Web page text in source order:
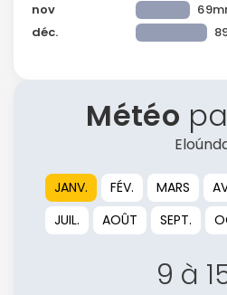
nov
déc.
Météo
JANV. FÉV. MARS
JUIL.
AOÛT SEPT.
9 à